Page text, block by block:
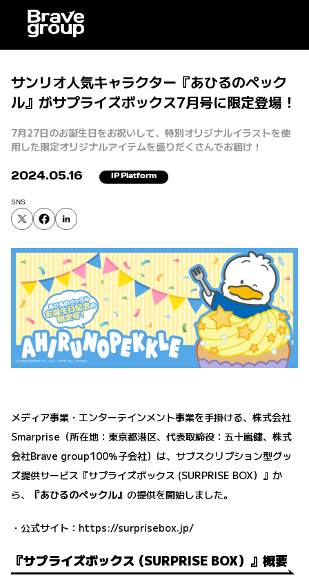
サンリオ人気キャラクター『あひるのペック
ル』がサプライズボックス7月号に限定登場！
7月27日のお誕生日をお祝いして、特別オリジナルイラストを使
用した限定オリジナルアイテムを盛りだくさんでお届け！
2024.05.16 IP Platform
SNS
メディア事業・エンターテインメント事業を手掛ける、株式会社
Smarprise（所在地：東京都港区、代表取締役：五十嵐健、株式
会社Brave group100％子会社）は、サブスクリプション型グッ
ズ提供サービス『サプライズボックス (SURPRISE BOX）』か
ら、
『あひるのペックル』 の提供を開始しました。
・公式サイト： https://surprisebox.jp/
『サプライズボックス (SURPRISE BOX）』概要